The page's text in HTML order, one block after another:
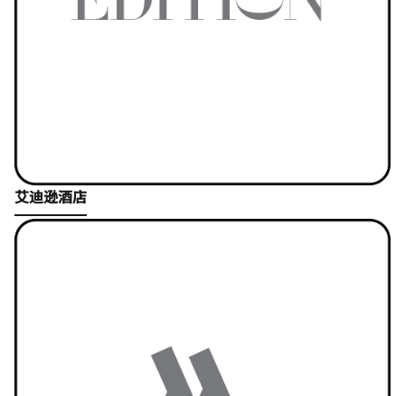
艾迪逊酒店Open in New Tab